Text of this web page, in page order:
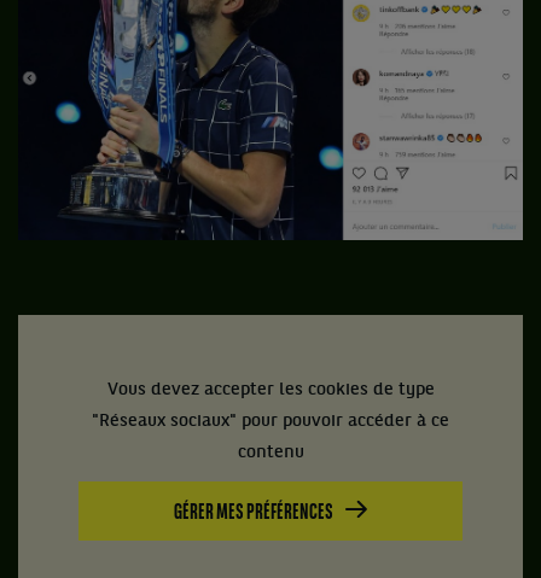
Vous devez accepter les cookies de type
"Réseaux sociaux" pour pouvoir accéder à ce
contenu
GÉRER MES PRÉFÉRENCES